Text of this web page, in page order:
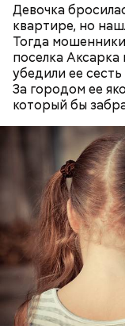
Девочка
квартире, но
Тогда
поселка
убедили ее
За городом ее
который бы
— Он также
источника, у нее
вылили, на
следы от
Миссюрыв
Долгое время
даже стал
килограммов.
решил перейти
имени
чемпиона UFC в
Нурмагомедова.
выпускниками
Нурмагомедов,
единоборств.